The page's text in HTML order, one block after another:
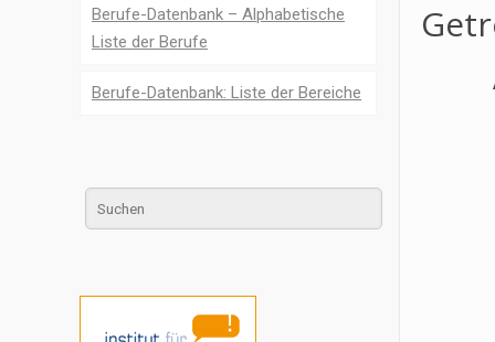
Berufe-Datenbank – Alphabetische
Liste der Berufe
Berufe-Datenbank: Liste der Bereiche